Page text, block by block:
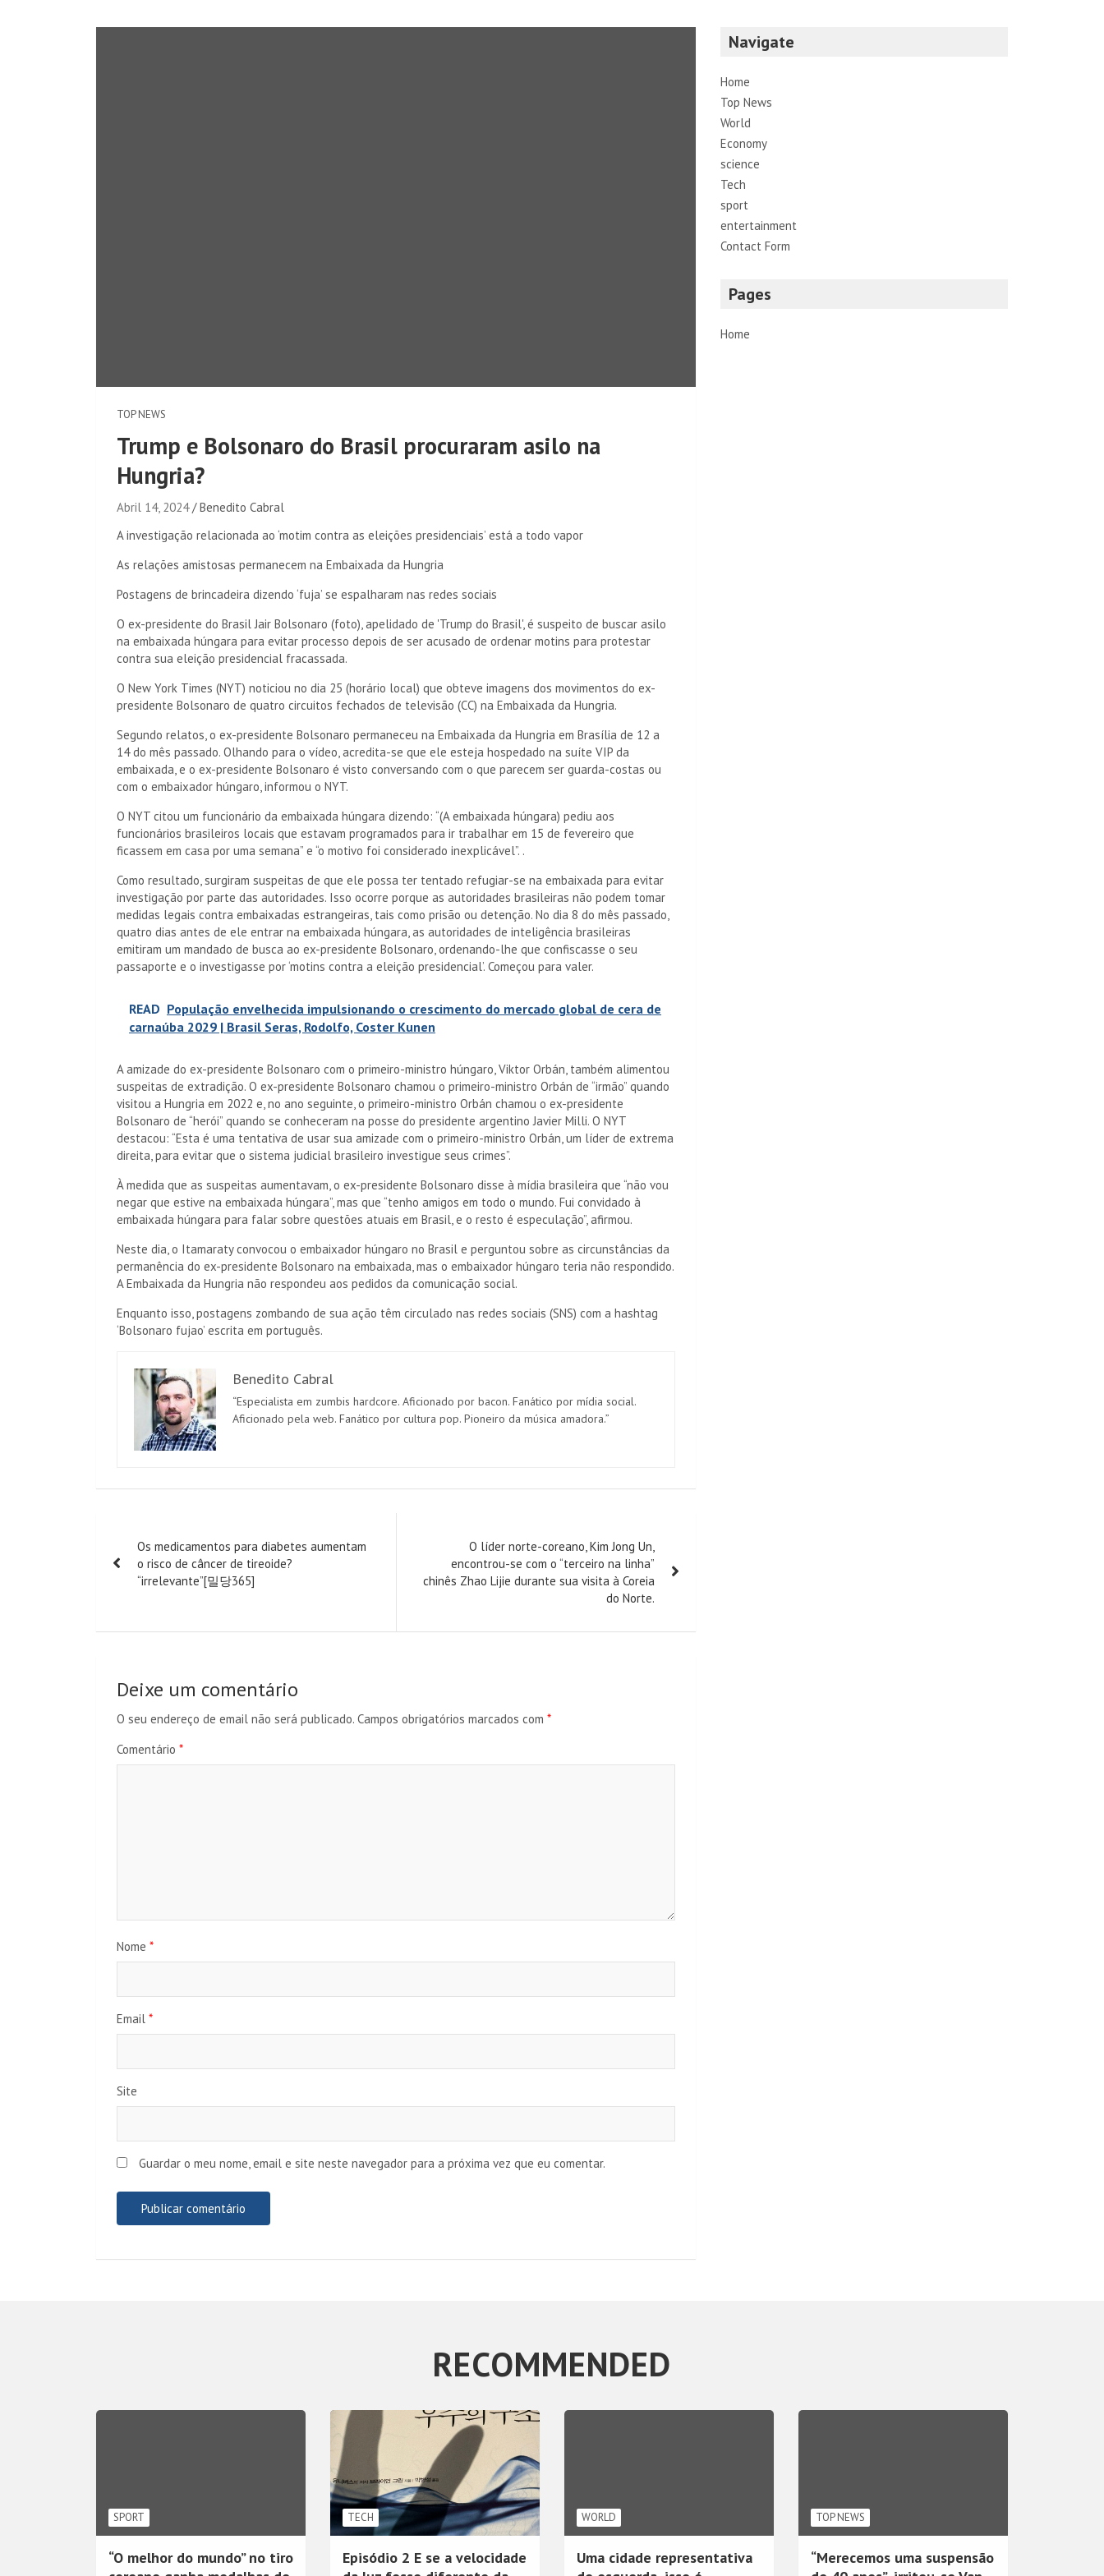
TOP NEWS
Trump e Bolsonaro do Brasil procuraram asilo na
Hungria?
Abril 14, 2024
Benedito Cabral
A investigação relacionada ao ‘motim contra as eleições presidenciais’ está a todo vapor
As relações amistosas permanecem na Embaixada da Hungria
Postagens de brincadeira dizendo ‘fuja’ se espalharam nas redes sociais
O ex-presidente do Brasil Jair Bolsonaro (foto), apelidado de 'Trump do Brasil', é suspeito de buscar asilo
na embaixada húngara para evitar processo depois de ser acusado de ordenar motins para protestar
contra sua eleição presidencial fracassada.
O New York Times (NYT) noticiou no dia 25 (horário local) que obteve imagens dos movimentos do ex-
presidente Bolsonaro de quatro circuitos fechados de televisão (CC) na Embaixada da Hungria.
Segundo relatos, o ex-presidente Bolsonaro permaneceu na Embaixada da Hungria em Brasília de 12 a
14 do mês passado. Olhando para o vídeo, acredita-se que ele esteja hospedado na suíte VIP da
embaixada, e o ex-presidente Bolsonaro é visto conversando com o que parecem ser guarda-costas ou
com o embaixador húngaro, informou o NYT.
O NYT citou um funcionário da embaixada húngara dizendo: “(A embaixada húngara) pediu aos
funcionários brasileiros locais que estavam programados para ir trabalhar em 15 de fevereiro que
ficassem em casa por uma semana” e “o motivo foi considerado inexplicável”. .
Como resultado, surgiram suspeitas de que ele possa ter tentado refugiar-se na embaixada para evitar
investigação por parte das autoridades. Isso ocorre porque as autoridades brasileiras não podem tomar
medidas legais contra embaixadas estrangeiras, tais como prisão ou detenção. No dia 8 do mês passado,
quatro dias antes de ele entrar na embaixada húngara, as autoridades de inteligência brasileiras
emitiram um mandado de busca ao ex-presidente Bolsonaro, ordenando-lhe que confiscasse o seu
passaporte e o investigasse por ‘motins contra a eleição presidencial’. Começou para valer.
READ População envelhecida impulsionando o crescimento do mercado global de cera de
carnaúba 2029 | Brasil Seras, Rodolfo, Coster Kunen
A amizade do ex-presidente Bolsonaro com o primeiro-ministro húngaro, Viktor Orbán, também alimentou
suspeitas de extradição. O ex-presidente Bolsonaro chamou o primeiro-ministro Orbán de “irmão” quando
visitou a Hungria em 2022 e, no ano seguinte, o primeiro-ministro Orbán chamou o ex-presidente
Bolsonaro de “herói” quando se conheceram na posse do presidente argentino Javier Milli. O NYT
destacou: “Esta é uma tentativa de usar sua amizade com o primeiro-ministro Orbán, um líder de extrema
direita, para evitar que o sistema judicial brasileiro investigue seus crimes”.
À medida que as suspeitas aumentavam, o ex-presidente Bolsonaro disse à mídia brasileira que “não vou
negar que estive na embaixada húngara”, mas que “tenho amigos em todo o mundo. Fui convidado à
embaixada húngara para falar sobre questões atuais em Brasil, e o resto é especulação”, afirmou.
Neste dia, o Itamaraty convocou o embaixador húngaro no Brasil e perguntou sobre as circunstâncias da
permanência do ex-presidente Bolsonaro na embaixada, mas o embaixador húngaro teria não respondido.
A Embaixada da Hungria não respondeu aos pedidos da comunicação social.
Enquanto isso, postagens zombando de sua ação têm circulado nas redes sociais (SNS) com a hashtag
‘Bolsonaro fujao’ escrita em português.
Benedito Cabral
“Especialista em zumbis hardcore. Aficionado por bacon. Fanático por mídia social.
Aficionado pela web. Fanático por cultura pop. Pioneiro da música amadora.”
de
artigos
Os medicamentos para diabetes aumentam
o risco de câncer de tireoide?
“irrelevante”[밀당365]
O líder norte-coreano, Kim Jong Un,
encontrou-se com o “terceiro na linha”
chinês Zhao Lijie durante sua visita à Coreia
do Norte.
Deixe um comentário
O seu endereço de email não será publicado. Campos obrigatórios marcados com *
Comentário *
Nome *
Email *
Site
Guardar o meu nome, email e site neste navegador para a próxima vez que eu comentar.
Navigate
Home
Top News
World
Economy
science
Tech
sport
entertainment
Contact Form
Pages
Home
RECOMMENDED
SPORT
“O melhor do mundo” no tiro
TECH
Episódio 2 E se a velocidade
WORLD
Uma cidade representativa
TOP NEWS
“Merecemos uma suspensão